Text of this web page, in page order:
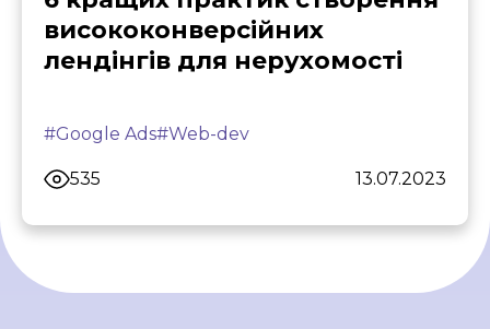
висококонверсійних
лендінгів для нерухомості
#Google Ads#Web-dev
535 13.07.2023